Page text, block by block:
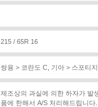
215 / 65R 16
쌍용 > 코란도 C, 기아 > 스포티지
제조상의 과실에 의한 하자가 발
품에 한해서 A/S 처리해드립니